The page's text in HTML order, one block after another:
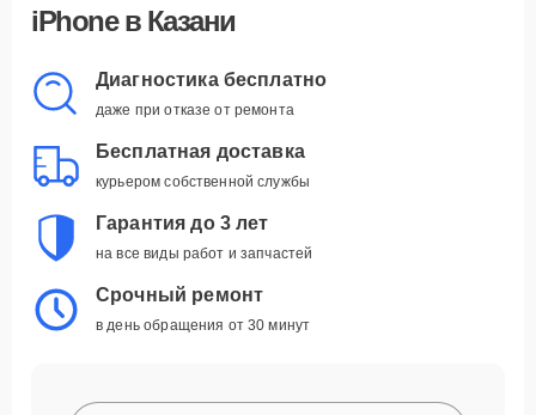
iPhone в Казани
Диагностика бесплатно
даже при отказе от ремонта
Бесплатная доставка
курьером собственной службы
Гарантия до 3 лет
на все виды работ и запчастей
Срочный ремонт
в день обращения от 30 минут